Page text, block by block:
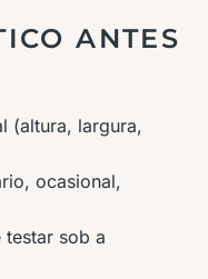
ANTES
(altura, largura,
ocasional,
sob a